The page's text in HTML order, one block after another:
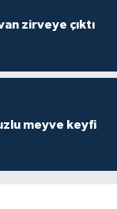
zirveye çıktı
meyve keyfi